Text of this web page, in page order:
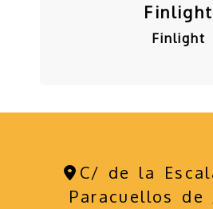
Finlight
Finlight
C/ de la
Paracuellos de